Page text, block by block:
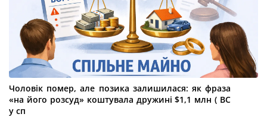
Чоловік помер, але позика залишилася: як фраза
«на його розсуд» коштувала дружині $1,1 млн ( ВС
у сп